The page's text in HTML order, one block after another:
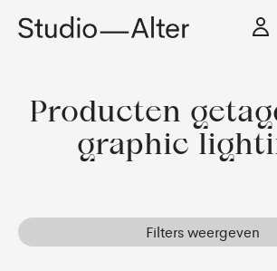
Producten
graphic
Filters weergeven